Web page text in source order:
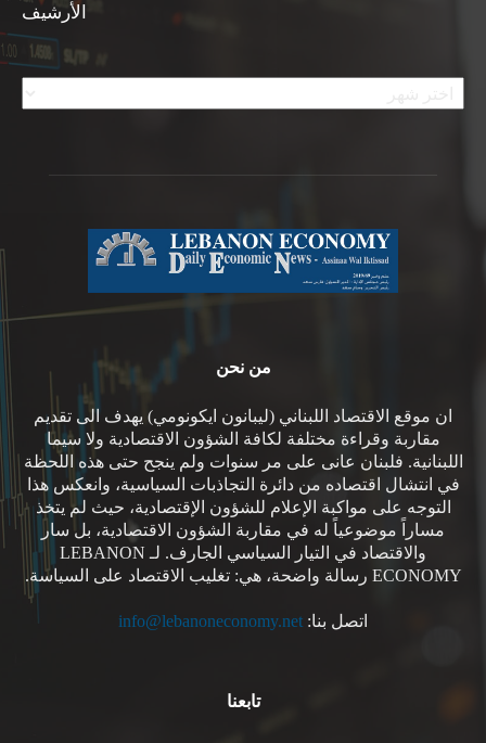
الأرشيف
الأرشيف
من نحن
ان موقع الاقتصاد اللبناني (ليبانون ايكونومي) يهدف الى تقديم
مقاربة وقراءة مختلفة لكافة الشؤون الاقتصادية ولا سيما
اللبنانية. فلبنان عانى على مر سنوات ولم ينجح حتى هذه اللحظة
في انتشال اقتصاده من دائرة التجاذبات السياسية، وانعكس هذا
التوجه على مواكبة الإعلام للشؤون الإقتصادية، حيث لم يتخذ
مساراً موضوعياً له في مقاربة الشؤون الاقتصادية، بل سار
والاقتصاد في التيار السياسي الجارف. لـ LEBANON
ECONOMY رسالة واضحة، هي: تغليب الاقتصاد على السياسة.
اتصل بنا: info@lebanoneconomy.net
تابعنا